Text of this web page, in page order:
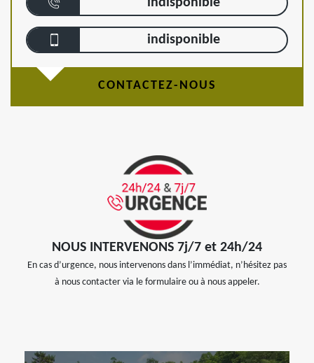
indisponible
indisponible
CONTACTEZ-NOUS
NOUS INTERVENONS 7j/7 et 24h/24
En cas d’urgence, nous intervenons dans l’immédiat, n’hésitez pas
à nous contacter via le formulaire ou à nous appeler.